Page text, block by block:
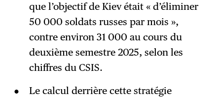
que l’objectif de Kiev était « d’éliminer
50 000 soldats russes par mois »,
contre environ 31 000 au cours du
deuxième semestre 2025, selon les
chiffres du CSIS.
Le calcul derrière cette stratégie